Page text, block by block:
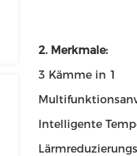
2. Merkmale:
3 Kämme in 1
Intelligente